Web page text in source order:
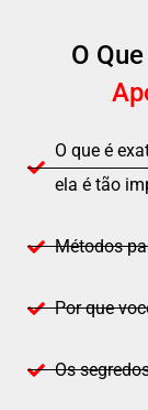
O
O que é
ela é tão
Métodos
Por que
Os